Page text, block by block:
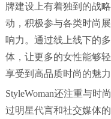
牌建设上有着独到的战
动，积极参与各类时尚
响力。通过线上线下的
体，让更多的女性能够轻
享受到高品质时尚的魅力
StyleWoman还注重与时
过明星代言和社交媒体